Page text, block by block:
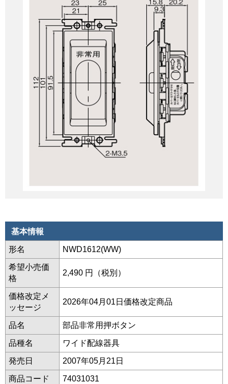
基本情報
形名 NWD1612(WW)
希望小売価
格
2,490 円（税別）
価格改定メ
ッセージ
2026年04月01日価格改定商品
品名 部品非常用押ボタン
品種名 ワイド配線器具
発売日 2007年05月21日
商品コード 74031031